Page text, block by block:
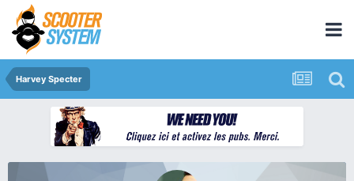
Harvey Specter